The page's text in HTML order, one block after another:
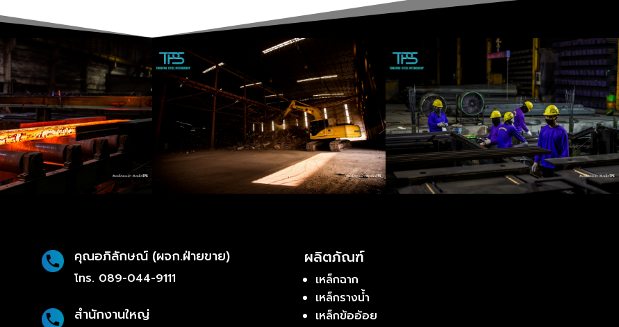
คุณอภิลักษณ์ (ผจก.ฝ่ายขาย)
โทร. 089-044-9111
สำนักงานใหญ่
ผลิตภัณฑ์
เหล็กฉาก
เหล็กรางน้ำ
เหล็กข้ออ้อย